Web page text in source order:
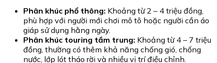
Phân khúc phổ thông: Khoảng từ 2 – 4 triệu đồng,
phù hợp với người mới chơi mô tô hoặc người cần áo
giáp sử dụng hằng ngày.
Phân khúc touring tầm trung: Khoảng từ 4 – 7 triệu
đồng, thường có thêm khả năng chống gió, chống
nước, lớp lót tháo rời và nhiều vị trí điều chỉnh.